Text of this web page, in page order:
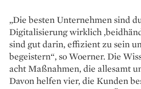
„Die besten Unternehmen sind
Digitalisierung wirklich
sind gut darin, effizient zu sein
begeistern“, so Woerner. Die
acht Maßnahmen, die allesamt
Davon helfen vier, die Kunden